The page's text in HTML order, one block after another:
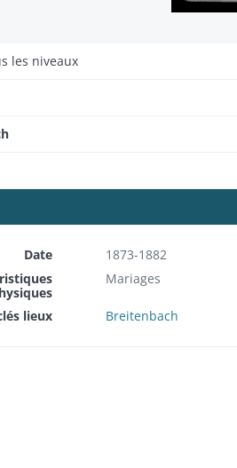
les niveaux
Date
1873-1882
Mariages
lieux Breitenbach